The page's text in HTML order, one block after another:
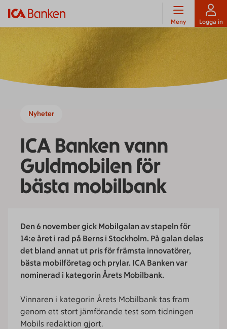
Meny Logga in
Nyheter
ICA Banken vann
Guldmobilen för
bästa mobilbank
Den 6 november gick Mobilgalan av stapeln för
14:e året i rad på Berns i Stockholm. På galan delas
det bland annat ut pris för främsta innovatörer,
bästa mobilföretag och prylar. ICA Banken var
nominerad i kategorin Årets Mobilbank.
Vinnaren i kategorin Årets Mobilbank tas fram
genom ett stort jämförande test som tidningen
Mobils redaktion gjort.